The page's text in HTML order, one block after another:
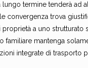
termine tenderà ad
convergenza trova
a uno strutturato
familiare mantenga
integrate di trasporto